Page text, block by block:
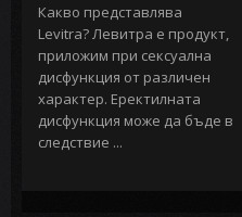
Какво представлява
Levitra? Левитра е продукт,
приложим при сексуална
дисфункция от различен
характер. Еректилната
дисфункция може да бъде в
следствие ...